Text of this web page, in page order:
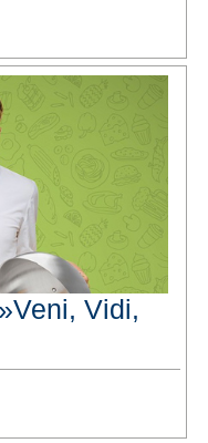
Vidi,